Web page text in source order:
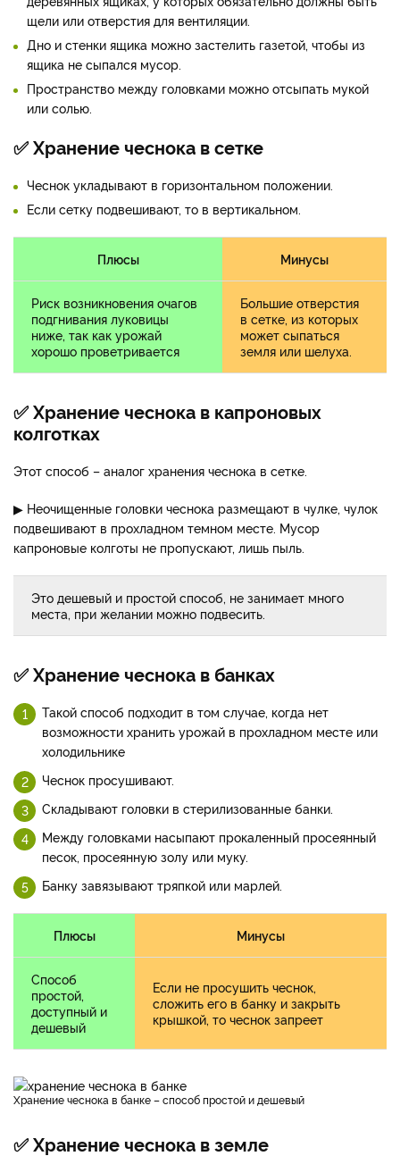
щели или отверстия для вентиляции.
Дно и стенки ящика можно застелить газетой, чтобы из
ящика не сыпался мусор.
Пространство между головками можно отсыпать мукой
или солью.
✅ Хранение чеснока в сетке
Чеснок укладывают в горизонтальном положении.
Если сетку подвешивают, то в вертикальном.
Плюсы Минусы
Риск возникновения очагов
подгнивания луковицы
ниже, так как урожай
хорошо проветривается
Большие отверстия
в сетке, из которых
может сыпаться
земля или шелуха.
✅ Хранение чеснока в капроновых
колготках
Этот способ – аналог хранения чеснока в сетке.
▶ Неочищенные головки чеснока размещают в чулке, чулок
подвешивают в прохладном темном месте. Мусор
капроновые колготы не пропускают, лишь пыль.
Это дешевый и простой способ, не занимает много
места, при желании можно подвесить.
✅ Хранение чеснока в банках
Такой способ подходит в том случае, когда нет
возможности хранить урожай в прохладном месте или
холодильнике
Чеснок просушивают.
Складывают головки в стерилизованные банки.
Между головками насыпают прокаленный просеянный
песок, просеянную золу или муку.
Банку завязывают тряпкой или марлей.
Плюсы Минусы
Способ
простой,
доступный и
дешевый
Если не просушить чеснок,
сложить его в банку и закрыть
крышкой, то чеснок запреет
Хранение чеснока в банке – способ простой и дешевый
✅ Хранение чеснока в земле